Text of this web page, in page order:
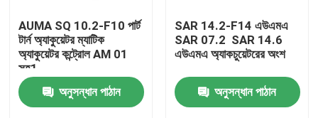
AUMA SQ 10.2-F10 পার্ট
টার্ন অ্যাকুয়েটর ম্যাটিক
অ্যাকুয়েটর কন্ট্রোল AM 01
সহ1
অনুসন্ধান পাঠান
SAR 14.2-F14 এউএমএ
SAR 07.2 ️ SAR 14.6
এউএমএ অ্যাকচুয়েটরের অংশ
অনুসন্ধান পাঠান